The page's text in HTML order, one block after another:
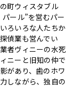
町ウィスタブル
ール”を営むパー
ろいろな人たちか
偵業も営んでい
者ヴィニーの水死
ニーと旧知の仲で
があり、歯のホワ
しながら、独自の